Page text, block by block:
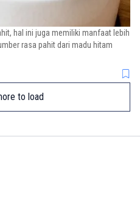
hal ini juga memiliki manfaat lebih
rasa pahit dari madu hitam
to load